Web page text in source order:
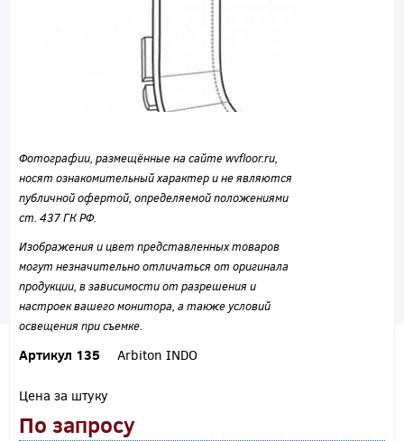
Фотографии, размещённые на сайте wvfloor.ru,
носят ознакомительный характер и не являются
публичной офертой, определяемой положениями
ст. 437 ГК РФ.
Изображения и цвет представленных товаров
могут незначительно отличаться от оригинала
продукции, в зависимости от разрешения и
настроек вашего монитора, а также условий
освещения при съемке.
Артикул 135 Arbiton INDO
Цена за штуку
По запросу